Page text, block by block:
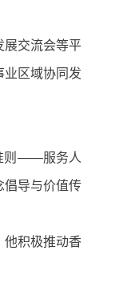
展交流会等平
区域协同发
则——服务人
导与价值传
他积极推动香